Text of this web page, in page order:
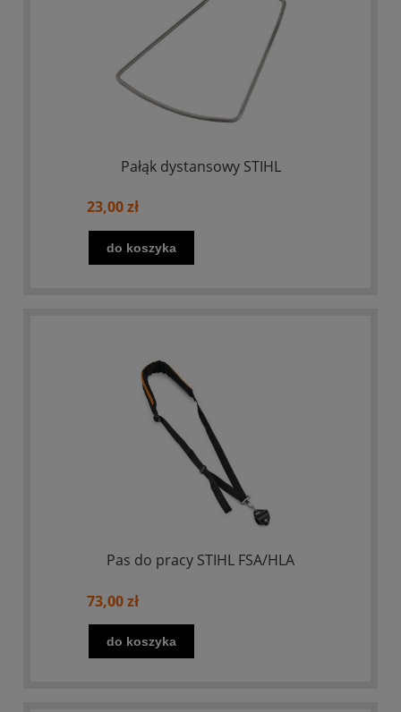
Pałąk dystansowy STIHL
23,00 zł
do koszyka
Pas do pracy STIHL FSA/HLA
73,00 zł
do koszyka